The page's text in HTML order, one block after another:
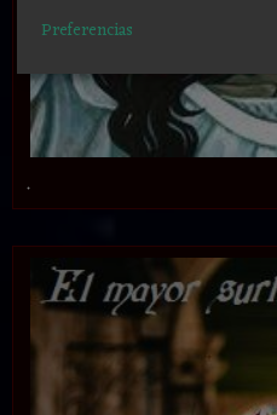
.
Preferencias